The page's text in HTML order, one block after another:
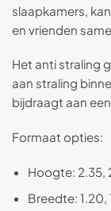
slaapkamers,
en vrienden
Het anti straling
aan straling
bijdraagt aan
Formaat opties:
Hoogte: 2.35,
Breedte: 1.20,